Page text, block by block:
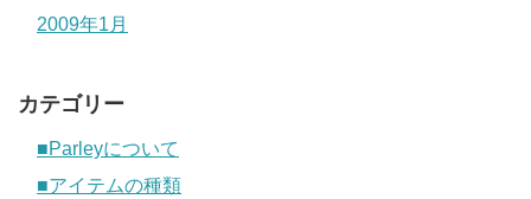
2009年1月
カテゴリー
■Parleyについて
■アイテムの種類